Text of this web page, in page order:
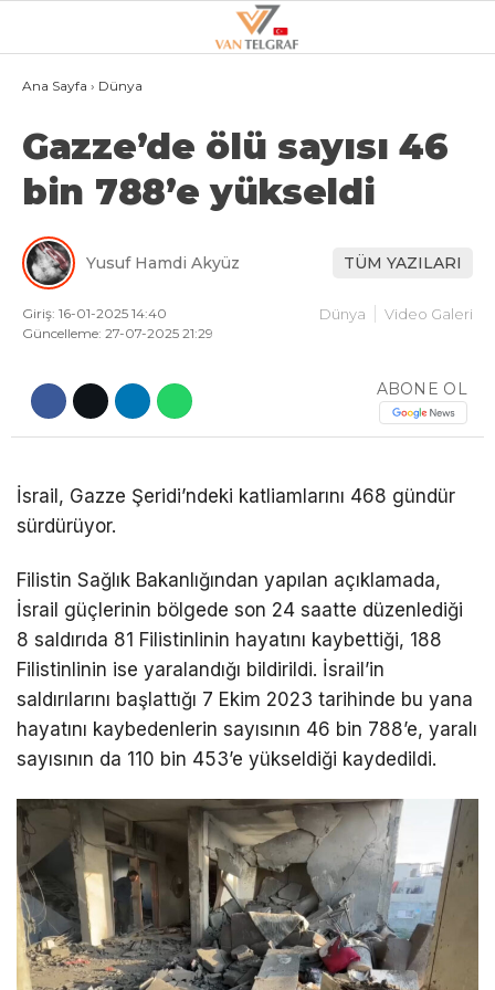
WhatsApp İhbar
Hattı
Facebook
Instagram
Youtube
TikTok
29.6°
GALERİ VİDEO
VAN
3.SAYFA
GÜNDEM
EKONOMI
POLITIKA
DÜNYA
EĞITIM
DIĞER
Ana Sayfa › Dünya
Gazze’de ölü sayısı 46
bin 788’e yükseldi
Yusuf Hamdi Akyüz TÜM YAZILARI
Giriş: 16-01-2025 14:40
Güncelleme: 27-07-2025 21:29
Dünya Video Galeri
ABONE OL
İsrail, Gazze Şeridi’ndeki katliamlarını 468 gündür
sürdürüyor.
Filistin Sağlık Bakanlığından yapılan açıklamada,
İsrail güçlerinin bölgede son 24 saatte düzenlediği
8 saldırıda 81 Filistinlinin hayatını kaybettiği, 188
Filistinlinin ise yaralandığı bildirildi. İsrail’in
saldırılarını başlattığı 7 Ekim 2023 tarihinde bu yana
hayatını kaybedenlerin sayısının 46 bin 788’e, yaralı
sayısının da 110 bin 453’e yükseldiği kaydedildi.
A
n
k
a
r
a